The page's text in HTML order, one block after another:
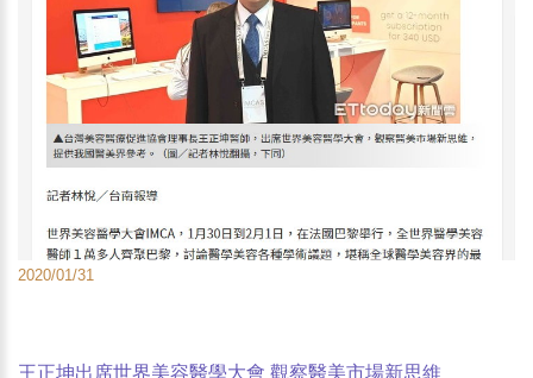
2020/01/31
王正坤出席世界美容醫學大會 觀察醫美市場新思維